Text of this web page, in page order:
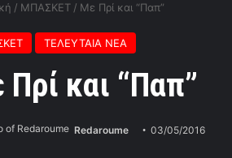
/ ΜΠΑΣΚΕΤ / Με Πρί και “Παπ”
ΤΕΛΕΥΤΑΙΑ ΝΕΑ
και “Παπ”
Redaroume 03/05/2016